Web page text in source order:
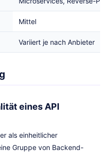
Mittel
Variiert je nach Anbieter
eines API
als einheitlicher
Gruppe von Backend-